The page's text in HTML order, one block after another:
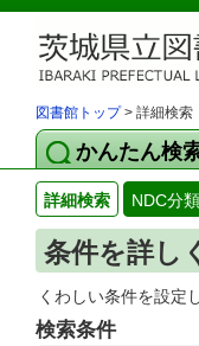
図書館トップ> 詳細検索
かんたん検
詳細検索 NDC分
条件を詳し
くわしい条件を設定
検索条件